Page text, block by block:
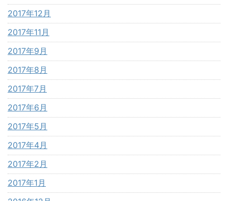
2017年12月
2017年11月
2017年9月
2017年8月
2017年7月
2017年6月
2017年5月
2017年4月
2017年2月
2017年1月